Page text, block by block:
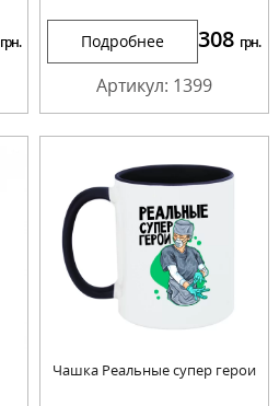
грн. Подробнее 308 грн.
Артикул: 1399
Чашка Реальные супер герои